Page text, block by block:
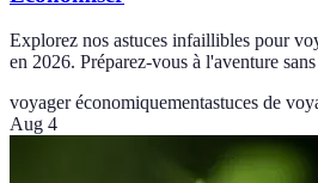
Explorez nos astuces infaillibles pour
en 2026. Préparez-vous à l'aventure
voyager économiquementastuces de
Aug 4